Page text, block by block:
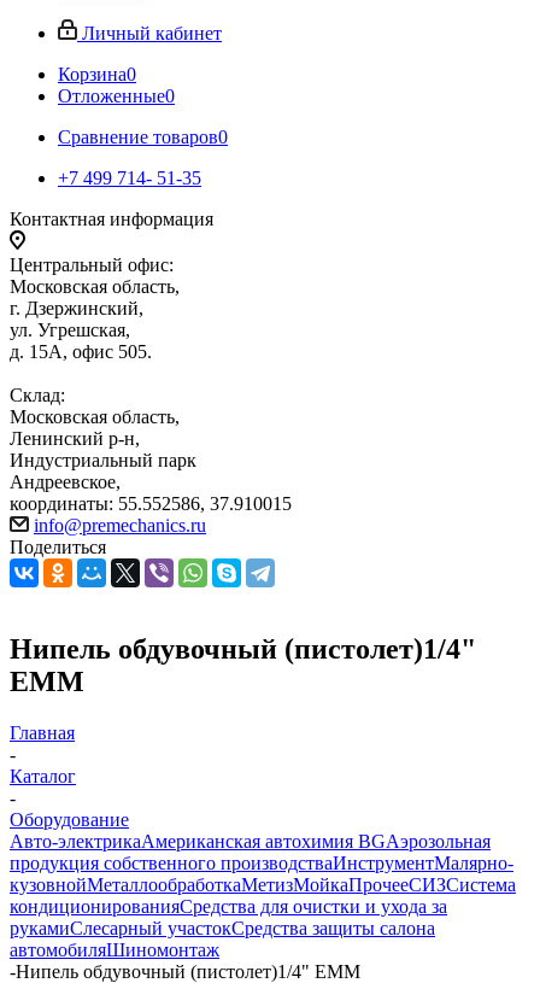
Личный кабинет
Корзина0
Отложенные0
Сравнение товаров0
+7 499 714- 51-35
Контактная информация
Центральный офис:
Московская область,
г. Дзержинский,
ул. Угрешская,
д. 15А, офис 505.
Склад:
Московская область,
Ленинский р-н,
Индустриальный парк
Андреевское,
координаты: 55.552586, 37.910015
info@premechanics.ru
Поделиться
Нипель обдувочный (пистолет)1/4"
EMM
Главная
-
Каталог
-
Оборудование
Авто-электрикаАмериканская автохимия BGАэрозольная
продукция собственного производстваИнструментМалярно-
кузовнойМеталлообработкаМетизМойкаПрочееСИЗСистема
кондиционированияСредства для очистки и ухода за
рукамиСлесарный участокСредства защиты салона
автомобиляШиномонтаж
-Нипель обдувочный (пистолет)1/4" EMM